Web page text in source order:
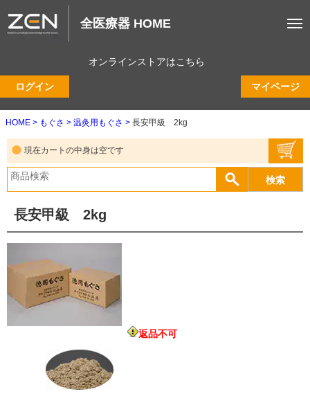
全医療器 HOME
オンラインストアはこちら
ログイン マイページ
HOME もぐさ 温灸用もぐさ 長安甲級 2kg
現在カートの中身は空です
長安甲級 2kg
返品不可